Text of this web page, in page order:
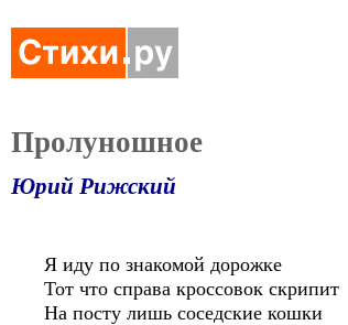
Пролуношное
Юрий Рижский
Я иду по знакомой дорожке
Тот что справа кроссовок скрипит
На посту лишь соседские кошки